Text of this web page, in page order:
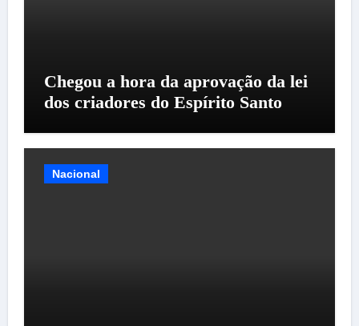
Chegou a hora da aprovação da lei
dos criadores do Espírito Santo
Nacional